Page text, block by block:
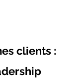
clients :